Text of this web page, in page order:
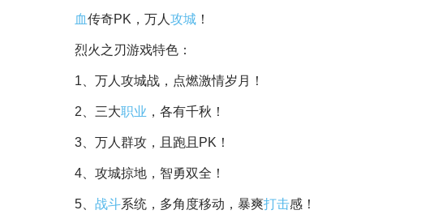
血传奇PK，万人 攻城 ！
烈火之刃游戏特色：
1、万人攻城战，点燃激情岁月！
2、三大职业 ，各有千秋！
3、万人群攻，且跑且PK！
4、攻城掠地，智勇双全！
5、 战斗系统，多角度移动，暴爽打击感！